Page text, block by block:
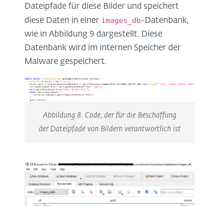
Dateipfade für diese Bilder und speichert
diese Daten in einer images_db-Datenbank,
wie in Abbildung 9 dargestellt. Diese
Datenbank wird im internen Speicher der
Malware gespeichert.
Abbildung 8. Code, der für die Beschaffung
der Dateipfade von Bildern verantwortlich ist